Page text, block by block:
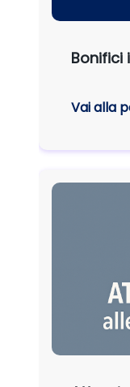
Bonifici
Vai alla